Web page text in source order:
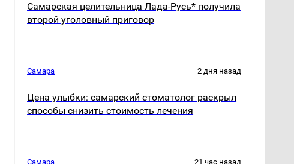
Самарская целительница Лада-Русь* получила
второй уголовный приговор
Самара 2 дня назад
Цена улыбки: самарский стоматолог раскрыл
способы снизить стоимость лечения
Самара 21 час назад